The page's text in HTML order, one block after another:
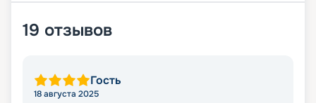
19 отзывов
Гость
18 августа 2025